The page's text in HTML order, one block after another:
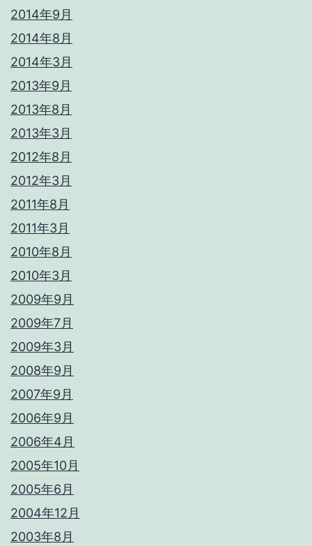
2014年9月
2014年8月
2014年3月
2013年9月
2013年8月
2013年3月
2012年8月
2012年3月
2011年8月
2011年3月
2010年8月
2010年3月
2009年9月
2009年7月
2009年3月
2008年9月
2007年9月
2006年9月
2006年4月
2005年10月
2005年6月
2004年12月
2003年8月